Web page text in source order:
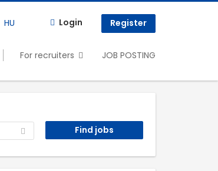
HU Login Register
For recruiters JOB POSTING